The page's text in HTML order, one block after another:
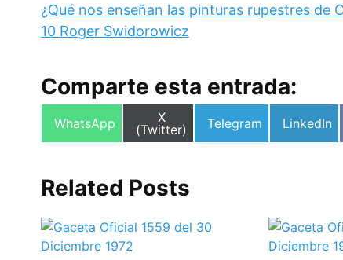
¿Qué nos enseñan las pinturas rupestres de
10 Roger Swidorowicz
Comparte esta entrada:
Compartir
WhatsApp
Compartir
en
X
(Twitter)
Compartir
Telegram
Compartir
LinkedIn
Related Posts